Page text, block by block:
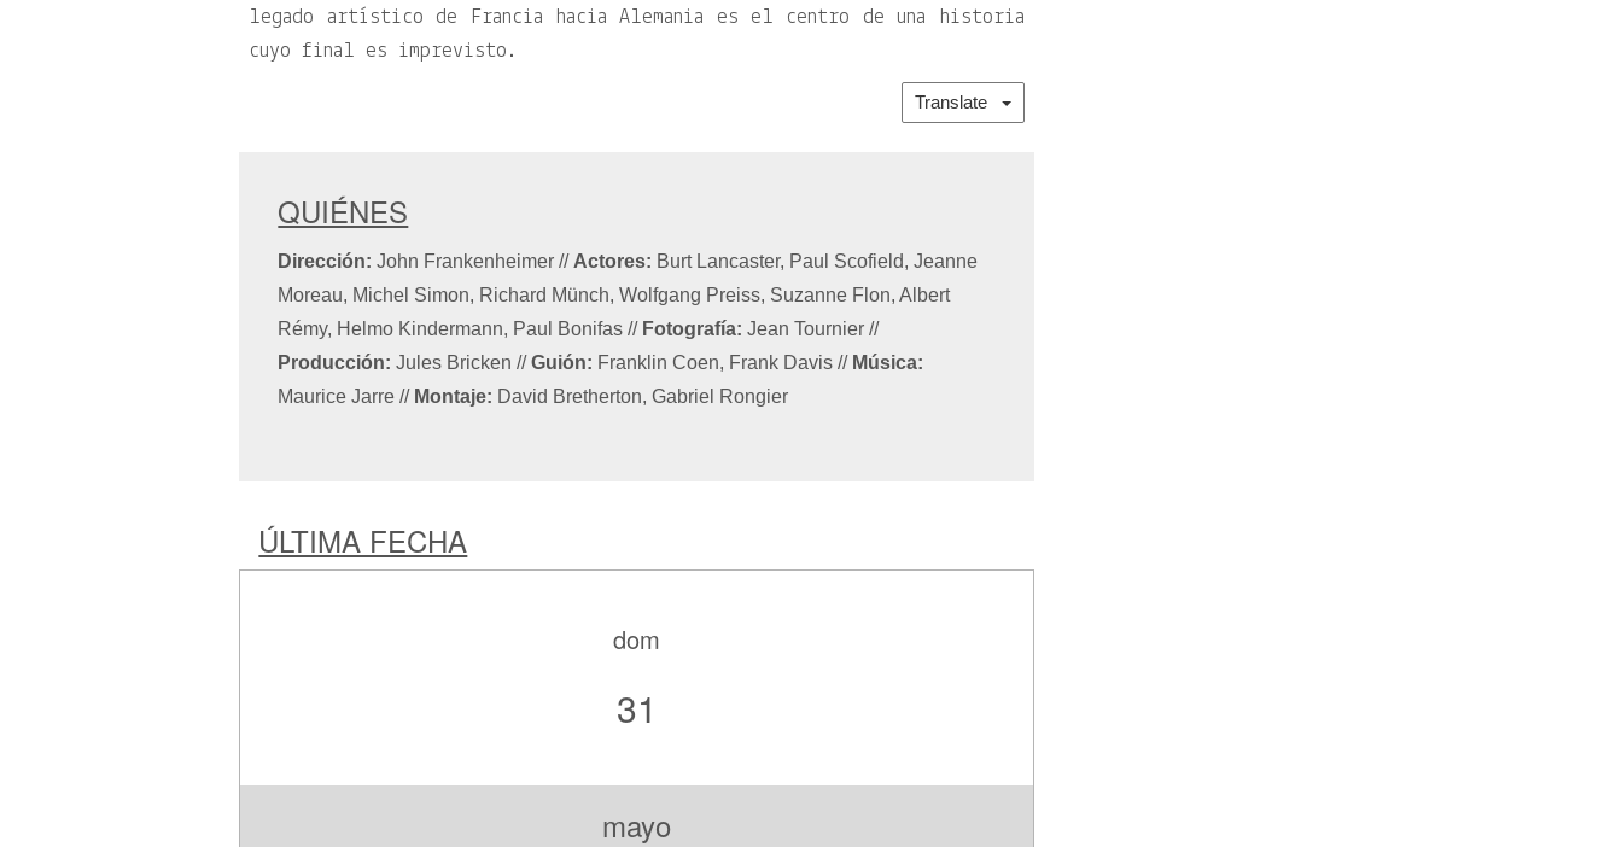
legado artístico de Francia hacia Alemania es el centro de una historia
cuyo final es imprevisto.
Translate
QUIÉNES
Dirección: John Frankenheimer// Actores: Burt Lancaster, Paul Scofield, Jeanne
Moreau, Michel Simon, Richard Münch, Wolfgang Preiss, Suzanne Flon, Albert
Rémy, Helmo Kindermann, Paul Bonifas// Fotografía: Jean Tournier//
Producción: Jules Bricken// Guión: Franklin Coen, Frank Davis// Música:
Maurice Jarre// Montaje: David Bretherton, Gabriel Rongier
ÚLTIMA FECHA
dom
31
mayo